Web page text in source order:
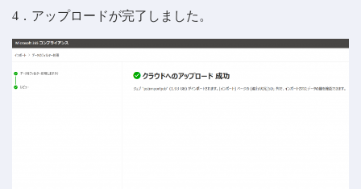
4．アップロードが完了しました。